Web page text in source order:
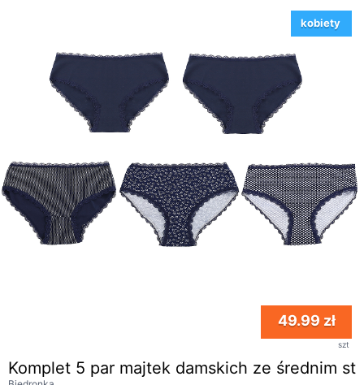
kobiety
49.99 zł
szt
Komplet 5 par majtek damskich ze średnim